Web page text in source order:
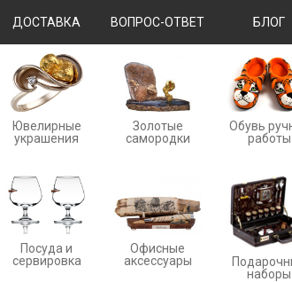
ДОСТАВКА ВОПРОС-ОТВЕТ БЛОГ
Ювелирные
украшения
Золотые
cамородки
Обувь
работы
Посуда и
сервировка
Офисные
аксессуары
наборы